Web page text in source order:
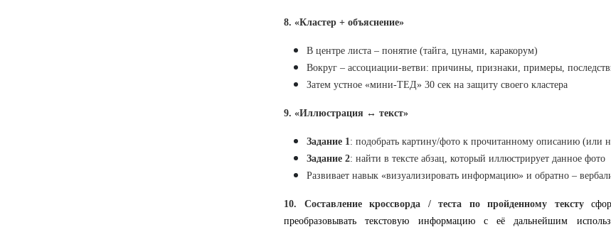
8. «Кластер + объяснение»
В центре листа – понятие (тайга, цунами, каракорум)
Вокруг – ассоциации-ветви: причины, признаки, примеры,
Затем устное «мини-ТЕД» 30 сек на защиту своего кластера
9. «Иллюстрация ↔ текст»
Задание 1: подобрать картину/фото к прочитанному описанию (или
Задание 2: найти в тексте абзац, который иллюстрирует данное фото
Развивает навык «визуализировать информацию» и обратно –
10. Составление кроссворда / теста по пройденному тексту
преобразовывать текстовую информацию с её дальнейшим